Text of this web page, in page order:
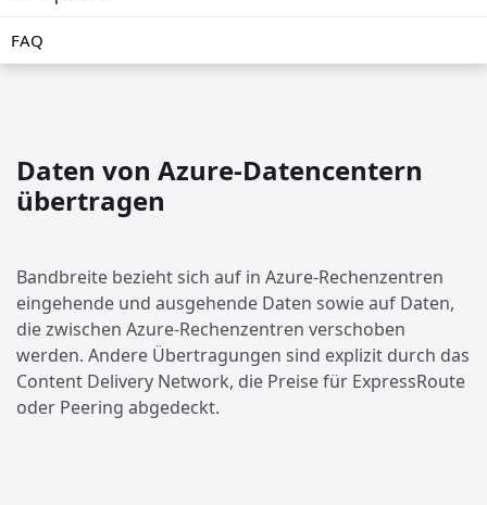
FAQ
Daten von Azure-Datencentern
übertragen
Bandbreite bezieht sich auf in Azure-Rechenzentren
eingehende und ausgehende Daten sowie auf Daten,
die zwischen Azure-Rechenzentren verschoben
werden. Andere Übertragungen sind explizit durch das
Content Delivery Network, die Preise für ExpressRoute
oder Peering abgedeckt.